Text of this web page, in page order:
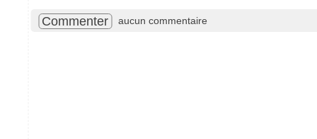
Commenter aucun commentaire